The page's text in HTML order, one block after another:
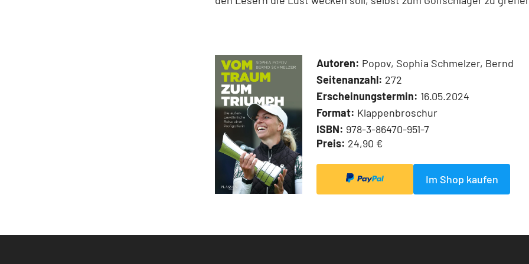
Autoren: Popov, Sophia Schmelzer, Bernd
Seitenanzahl: 272
Erscheinungstermin: 16.05.2024
Format: Klappenbroschur
ISBN: 978-3-86470-951-7
Preis: 24,90 €
Im Shop kaufen